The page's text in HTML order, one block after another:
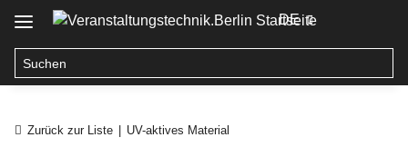
DE
Zurück zur Liste UV-aktives Material